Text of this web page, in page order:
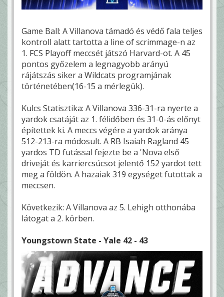
Game Ball: A Villanova támadó és védő fala teljes
kontroll alatt tartotta a line of scrimmage-n az
1. FCS Playoff meccsét játszó Harvard-ot. A 45
pontos győzelem a legnagyobb arányú
rájátszás siker a Wildcats programjának
történetében(16-15 a mérlegük).
Kulcs Statisztika: A Villanova 336-31-ra nyerte a
yardok csatáját az 1. félidőben és 31-0-ás előnyt
építettek ki. A meccs végére a yardok aránya
512-213-ra módosult. A RB Isaiah Ragland 45
yardos TD futással fejezte be a 'Nova első
driveját és karriercsúcsot jelentő 152 yardot tett
meg a földön. A hazaiak 319 egységet futottak a
meccsen.
Következik: A Villanova az 5. Lehigh otthonába
látogat a 2. körben.
Youngstown State - Yale 42 - 43